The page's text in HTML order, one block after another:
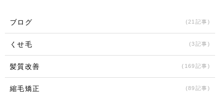
ブログ (21記事)
くせ毛 (3記事)
髪質改善 (169記事)
縮毛矯正 (89記事)